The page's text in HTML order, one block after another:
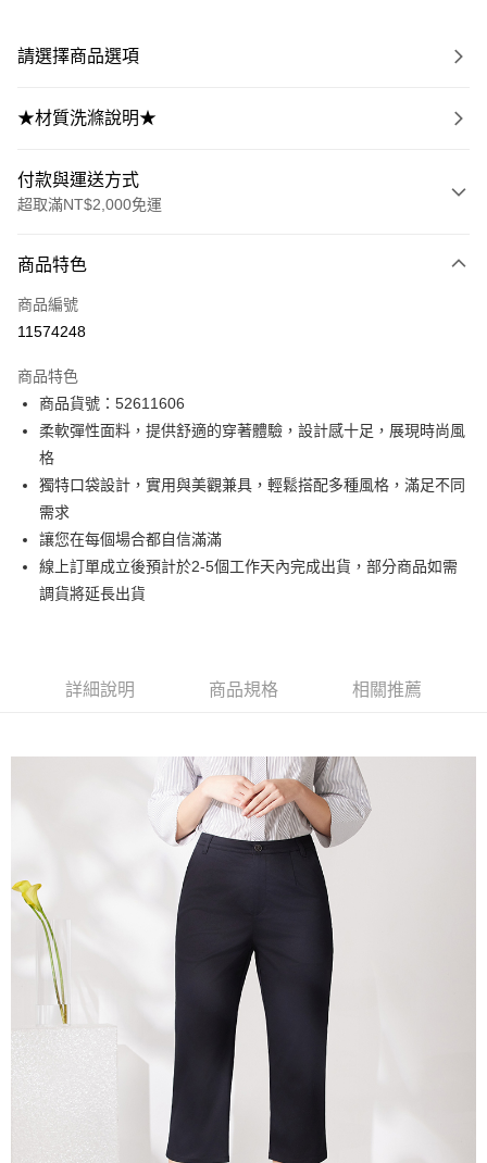
請選擇商品選項
★材質洗滌說明★
付款與運送方式
超取滿NT$2,000免運
信用卡一次付款
信用卡分期付款
合作金庫商業銀行
華南商業銀行
上海商業儲蓄銀行
台北富邦商業銀行
國泰世華商業銀行
臺灣中小企業銀行
台中商業銀行
匯豐（台灣）商業銀行
聯邦商業銀行
元大商業銀行
玉山商業銀行
星展（台灣）商業銀行
台新國際商業銀行
6 期 0 利率 每期
華南商業銀行
彰化商業銀行
上海商業儲蓄銀行
國泰世華商業銀行
兆豐國際商業銀行
臺灣中小企業銀行
匯豐（台灣）商業銀行
聯邦商業銀行
遠東國際商業銀行
元大商業銀行
永豐商業銀行
玉山商業銀行
12 期 0 利率 每期
合作金庫商業銀行
上海商業儲蓄銀行
台北富邦商業銀行
國泰世華商業銀行
臺灣中小企業銀行
匯豐（台灣）商業銀行
華泰商業銀行
聯邦商業銀行
台灣樂天信用卡公司
超商取貨付款
LINE Pay
Apple Pay
街口支付
全盈+PAY
【關於「AFTEE先享後付」】
AFTEE先享後付是「在收到商品之後才付款」的支付方式。 讓您購物簡單
１．簡單：不需註冊會員、不需綁卡、不需儲值。
２．便利：只要手機號碼，簡訊認證，即可結帳。
３．安心：先確認商品／服務後，再付款。
【「AFTEE先享後付」結帳流程】
１．於結帳方式選擇「AFTEE先享後付」後，將跳轉至「AFTEE先享後付」
結帳頁面，進行簡訊認證並確認金額後，即可完成結帳。
２．訂單成立數日內，您將收到繳費通知簡訊。
３．收到繳費通知簡訊後14天內，點擊此簡訊中的連結，可透過四大超商／
ATM／網路銀行／等多元方式進行付款，方視為交易完成。
※ 請注意：結帳手續完成當下不需立刻繳費，但若您需要取消訂單，請聯絡
購買商品的店家。未經商家同意取消之訂單仍視為有效，需透過AFTEE先享
後付繳納相關費用。
※ 交易是否成功請以「AFTEE先享後付 」之結帳頁面顯示為準，若有關於
是否繳費成功／繳費後需取消欲退款等相關疑問，請聯繫「AFTEE先享後付
客戶支援中心」
https://netprotections.freshdesk.com/support/home
運送方式
全家超商取貨付款
每筆NT$100，滿NT$2,000(含以上)免運費
付款後全家超商取貨
每筆NT$100，滿NT$2,000(含以上)免運費
7-11超商取貨付款
每筆NT$100，滿NT$2,000(含以上)免運費
付款後7-11超商取貨
商品特色
商品編號
11574248
商品特色
商品貨號：52611606
柔軟彈性面料，提供舒適的穿著體驗，設計感十足，展現時尚風
格
獨特口袋設計，實用與美觀兼具，輕鬆搭配多種風格，滿足不同
需求
讓您在每個場合都自信滿滿
線上訂單成立後預計於2-5個工作天內完成出貨，部分商品如需
調貨將延長出貨
詳細說明 商品規格 相關推薦